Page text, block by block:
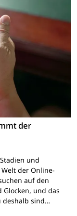
der
und
der Online-
auf den
und das
deshalb sind…